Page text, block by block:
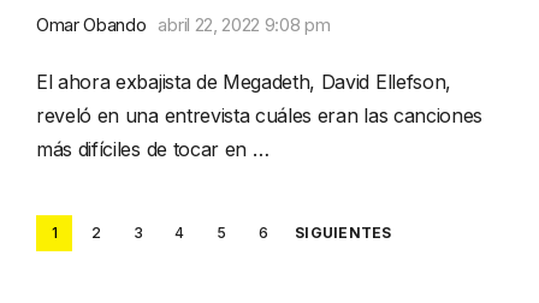
Omar Obando abril 22, 2022 9:08 pm
El ahora exbajista de Megadeth, David Ellefson,
reveló en una entrevista cuáles eran las canciones
más difíciles de tocar en …
Posts
1 2 3 4 5 6 SIGUIENTES